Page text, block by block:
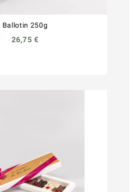
Ballotin 250g
26,75 €